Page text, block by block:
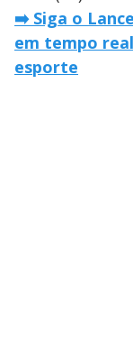
➡️ Siga o
em tempo
esporte